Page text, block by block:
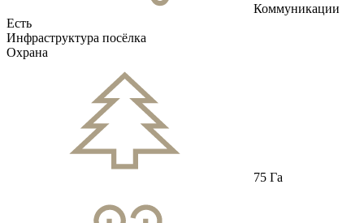
Коммуникации
Есть
Инфраструктура посёлка
Охрана
75 Га